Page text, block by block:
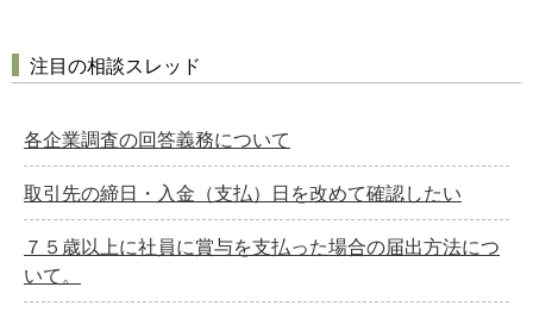
注目の相談スレッド
各企業調査の回答義務について
取引先の締日・入金（支払）日を改めて確認したい
７５歳以上に社員に賞与を支払った場合の届出方法につ
いて。